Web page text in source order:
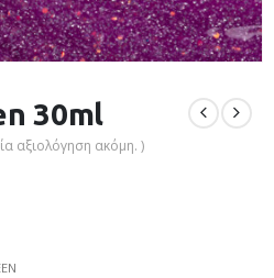
30ml
αξιολόγηση ακόμη. )